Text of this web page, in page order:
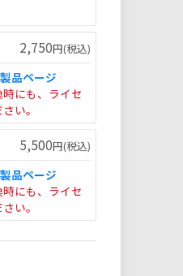
2,750円(税込)
品ページ
にも、ライセ
い。
5,500円(税込)
品ページ
にも、ライセ
い。